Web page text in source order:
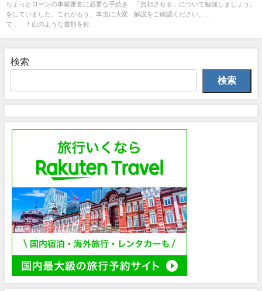
ちょっとローンの事前審査に必要な手続き
をしていました。これがもう、本当に大変
で……！山のような書類を何...
「負担させる」について勉強しましょう。
解説をご確認ください。...
検索
検索